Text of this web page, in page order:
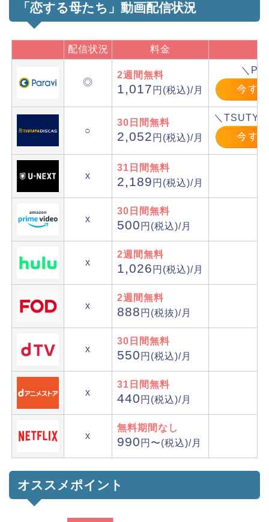
「恋する母たち」動画配信状況
配信状況 料金
◎
2週間無料
1,017 円(税込)/月
＼
○
30日間無料
2,052 円(税込)/月
＼
x
31日間無料
2,189 円(税込)/月
x
30日間無料
500 円(税込)/月
x
2週間無料
1,026 円(税込)/月
x
2週間無料
888 円(税抜)/月
x
30日間無料
550 円(税込)/月
x
31日間無料
440 円(税込)/月
x
無料期間なし
990 円〜(税込)/月
オススメポイント